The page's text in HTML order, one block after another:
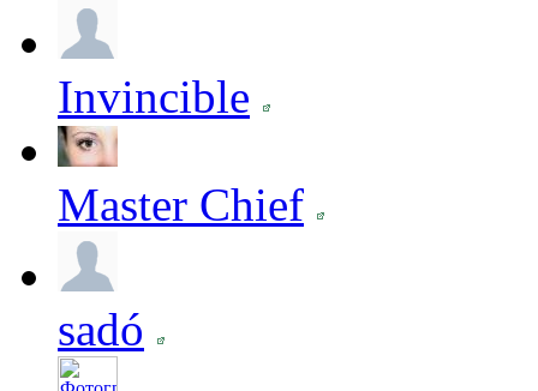
Invincible
Master Chief
sadó